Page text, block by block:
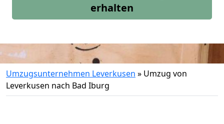
erhalten
Umzugsunternehmen Leverkusen » Umzug von
Leverkusen nach Bad Iburg